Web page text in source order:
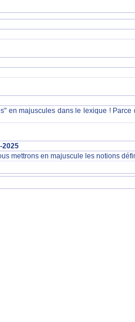
en majuscules dans le lexique !
2025
mettrons en majuscule les notions